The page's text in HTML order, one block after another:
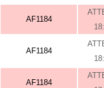
AF1184
AF1184
AF1184